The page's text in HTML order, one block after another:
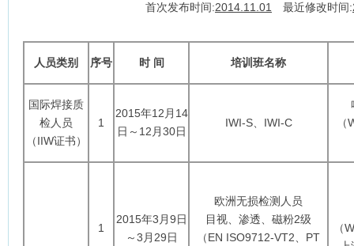
首次发布时间:2014.11.01 最近修改时间:
人员类别 序号 时 间 培训班名称
国际焊接质
检人员
（IIW证书）
1
2015年12月14
日～12月30日
IWI-S、IWI-C
1
2015年3月9日
～3月29日
欧洲无损检测人员
目视、渗透、磁粉2级
（EN ISO9712-VT2、PT
（